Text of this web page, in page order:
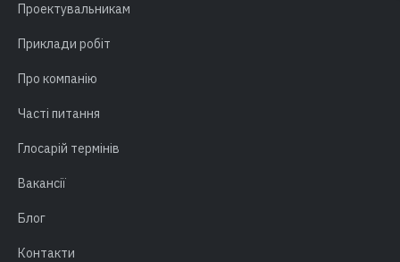
Проектувальникам
Приклади робіт
Про компанію
Часті питання
Глосарій термінів
Вакансії
Блог
Контакти